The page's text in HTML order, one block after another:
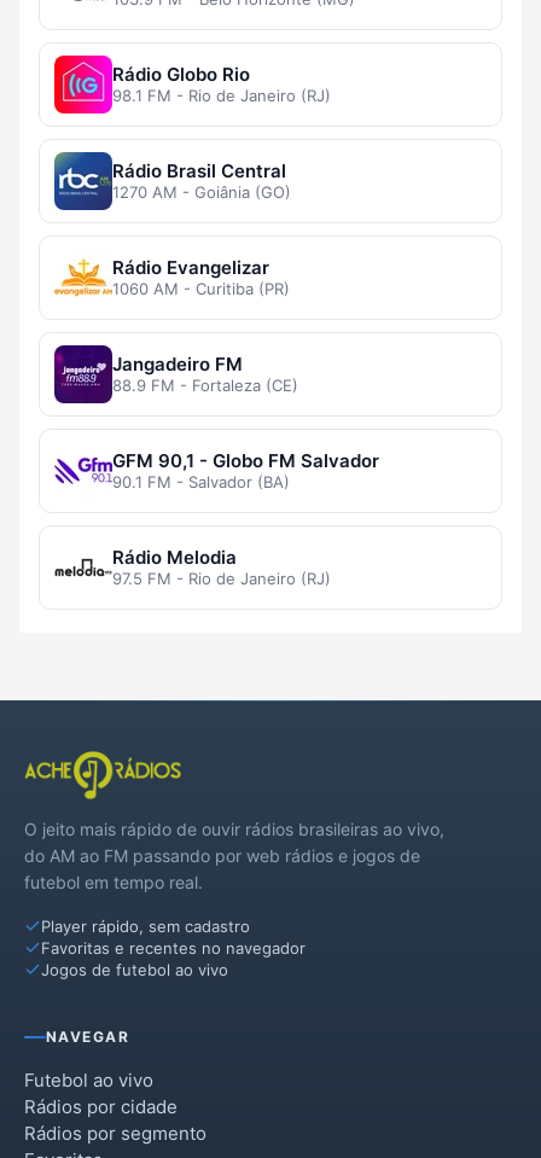
Rádio Globo Rio
98.1 FM - Rio de Janeiro (RJ)
Rádio Brasil Central
1270 AM - Goiânia (GO)
Rádio Evangelizar
1060 AM - Curitiba (PR)
Jangadeiro FM
88.9 FM - Fortaleza (CE)
GFM 90,1 - Globo FM Salvador
90.1 FM - Salvador (BA)
Rádio Melodia
97.5 FM - Rio de Janeiro (RJ)
O jeito mais rápido de ouvir rádios brasileiras ao vivo,
do AM ao FM passando por web rádios e jogos de
futebol em tempo real.
Player rápido, sem cadastro
Favoritas e recentes no navegador
Jogos de futebol ao vivo
NAVEGAR
Futebol ao vivo
Rádios por cidade
Rádios por segmento